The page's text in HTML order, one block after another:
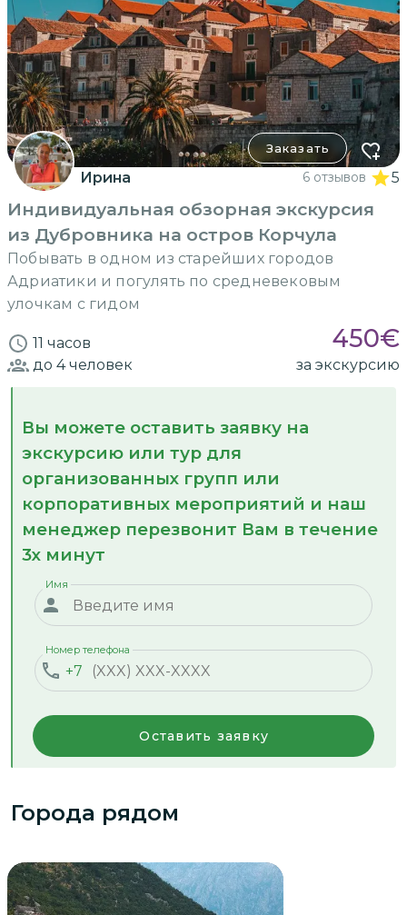
Заказать
Ирина 6 отзывов 5
Индивидуальная обзорная экскурсия
из Дубровника на остров Корчула
Побывать в одном из старейших городов
Адриатики и погулять по средневековым
улочкам с гидом
11 часов 450€
до 4человек за экскурсию
Вы можете оставить заявку на
экскурсию или тур для
организованных групп или
корпоративных мероприятий и наш
менеджер перезвонит Вам в течение
3х минут
Имя
+7
Номер телефона
Оставить заявку
Города рядом